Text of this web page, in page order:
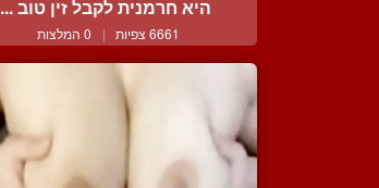
היא חרמנית לקבל זין טוב ...
6661 צפיות | 0 המלצות